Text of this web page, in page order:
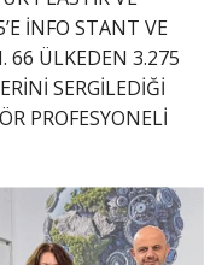
İNFO STANT VE
66 ÜLKEDEN 3.275
SERGİLEDİĞİ
PROFESYONELİ